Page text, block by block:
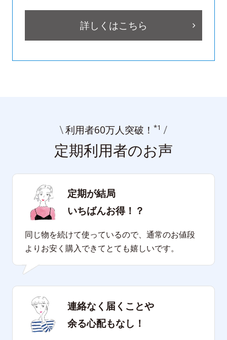
詳しくはこちら
利用者60万人突破！*1
定期利用者のお声
定期が結局
いちばんお得！？
同じ物を続けて使っているので、通常のお値段
よりお安く購入できてとても嬉しいです。
連絡なく届くことや
余る心配もなし！